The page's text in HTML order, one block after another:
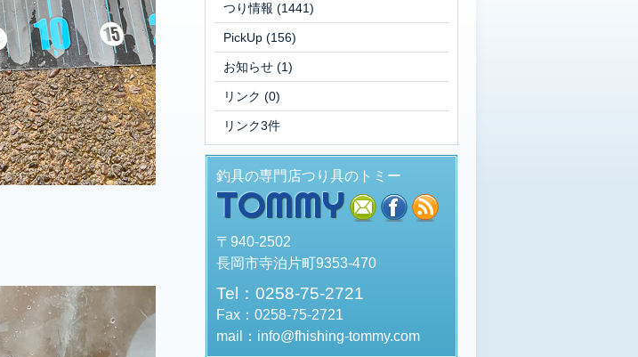
つり情報 (1441)
PickUp (156)
お知らせ (1)
リンク (0)
リンク3件
釣具の専門店つり具のトミー
TOMMY mail facebook
〒940-2502
長岡市寺泊片町9353-470
Tel：0258-75-2721
Fax：0258-75-2721
mail：info@fhishing-tommy.com